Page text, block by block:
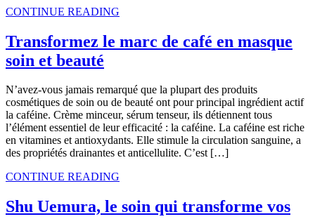
CONTINUE READING
Transformez le marc de café en masque
soin et beauté
N’avez-vous jamais remarqué que la plupart des produits
cosmétiques de soin ou de beauté ont pour principal ingrédient actif
la caféine. Crème minceur, sérum tenseur, ils détiennent tous
l’élément essentiel de leur efficacité : la caféine. La caféine est riche
en vitamines et antioxydants. Elle stimule la circulation sanguine, a
des propriétés drainantes et anticellulite. C’est […]
CONTINUE READING
Shu Uemura, le soin qui transforme vos